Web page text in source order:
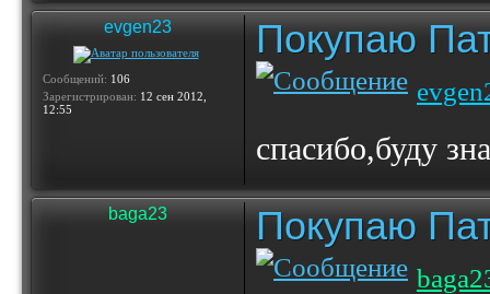
evgen23
Сообщений: 106
Зарегистрирован: 12 сен 2012,
12:55
Покупаю
спасибо,буду
baga23 Покупаю